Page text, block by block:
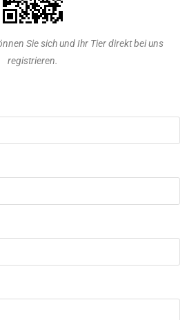
Sie sich und Ihr Tier direkt bei uns
registrieren.